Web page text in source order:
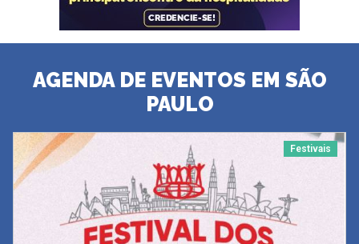
AGENDA DE EVENTOS EM SÃO
PAULO
Festivais